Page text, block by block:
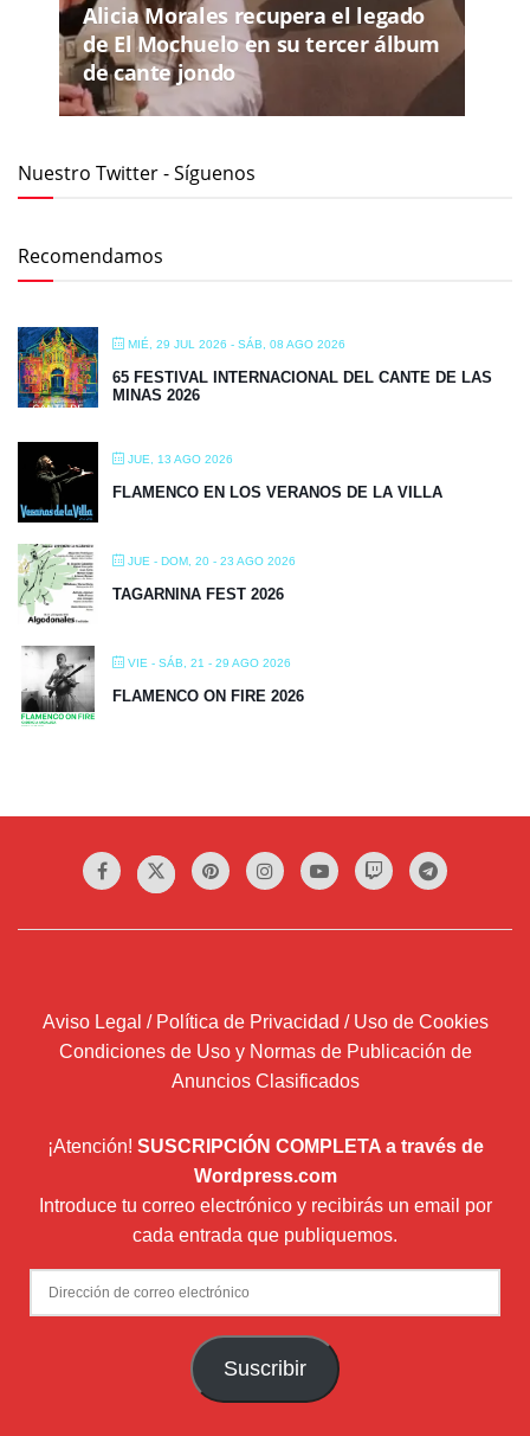
Alicia Morales recupera el legado
de El Mochuelo en su tercer álbum
de cante jondo
Nuestro Twitter - Síguenos
Recomendamos
MIÉ, 29 JUL 2026 - SÁB, 08 AGO 2026
65 FESTIVAL INTERNACIONAL DEL CANTE DE LAS
MINAS 2026
JUE, 13 AGO 2026
FLAMENCO EN LOS VERANOS DE LA VILLA
JUE - DOM, 20 - 23 AGO 2026
TAGARNINA FEST 2026
VIE - SÁB, 21 - 29 AGO 2026
FLAMENCO ON FIRE 2026
Aviso Legal / Política de Privacidad / Uso de Cookies
Condiciones de Uso y Normas de Publicación de
Anuncios Clasificados
¡Atención! SUSCRIPCIÓN COMPLETA a través de
Wordpress.com
Introduce tu correo electrónico y recibirás un email por
cada entrada que publiquemos.
Dirección
de
Suscribir